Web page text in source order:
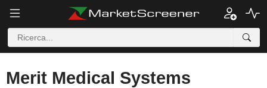
Merit Medical Systems